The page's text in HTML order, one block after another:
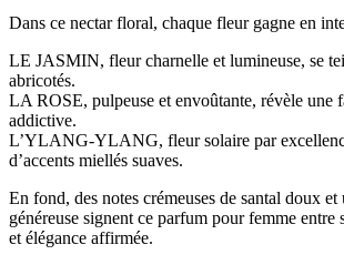
Dans ce nectar floral, chaque fleur gagne en
LE JASMIN, fleur charnelle et lumineuse, se
abricotés.
LA ROSE, pulpeuse et envoûtante, révèle une
addictive.
L’YLANG-YLANG, fleur solaire par
d’accents miellés suaves.
En fond, des notes crémeuses de santal doux
généreuse signent ce parfum pour femme entre
et élégance affirmée.